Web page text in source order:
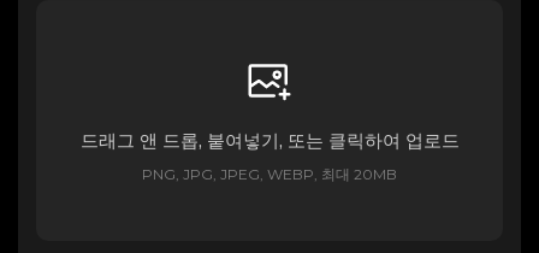
드래그 앤 드롭, 붙여넣기, 또는 클릭하여 업로드
PNG, JPG, JPEG, WEBP, 최대 20MB